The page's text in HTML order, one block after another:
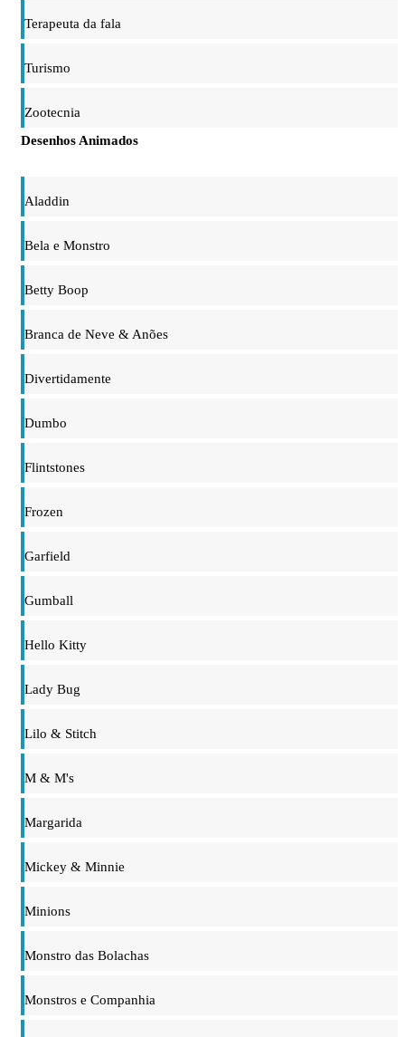
Terapeuta da fala
Turismo
Zootecnia
Desenhos Animados
Aladdin
Bela e Monstro
Betty Boop
Branca de Neve & Anões
Divertidamente
Dumbo
Flintstones
Frozen
Garfield
Gumball
Hello Kitty
Lady Bug
Lilo & Stitch
M & M's
Margarida
Mickey & Minnie
Minions
Monstro das Bolachas
Monstros e Companhia